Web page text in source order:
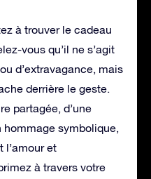
à trouver le cadeau
vous qu’il ne s’agit
d’extravagance, mais
derrière le geste.
partagée, d’une
hommage symbolique,
l’amour et
à travers votre